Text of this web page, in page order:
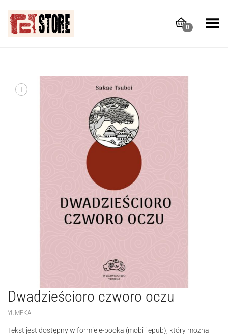
0
Toggle Menu
+
Dwadzieścioro czworo oczu
YUMEKA
Tekst jest dostępny w formie e-booka (mobi i epub), który można